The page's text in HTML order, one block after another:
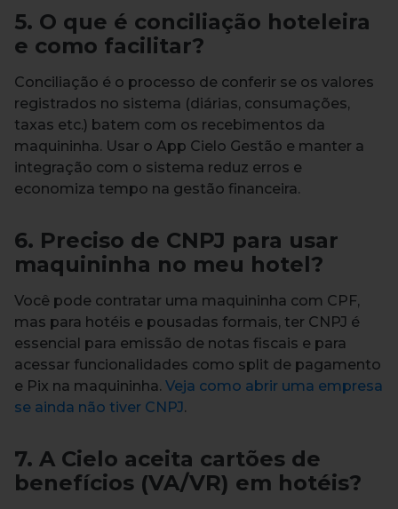
5. O que é conciliação hoteleira
e como facilitar?
Conciliação é o processo de conferir se os valores
registrados no sistema (diárias, consumações,
taxas etc.) batem com os recebimentos da
maquininha. Usar o App Cielo Gestão e manter a
integração com o sistema reduz erros e
economiza tempo na gestão financeira.
6. Preciso de CNPJ para usar
maquininha no meu hotel?
Você pode contratar uma maquininha com CPF,
mas para hotéis e pousadas formais, ter CNPJ é
essencial para emissão de notas fiscais e para
acessar funcionalidades como split de pagamento
e Pix na maquininha. Veja como abrir uma empresa
se ainda não tiver CNPJ.
7. A Cielo aceita cartões de
benefícios (VA/VR) em hotéis?